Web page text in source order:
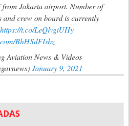
from Jakarta airport. Number of
and crew on board is currently
https://t.co/LeQlvgiUHy
BhHSdFIsbz
Aviation News & Videos
January 9, 2021